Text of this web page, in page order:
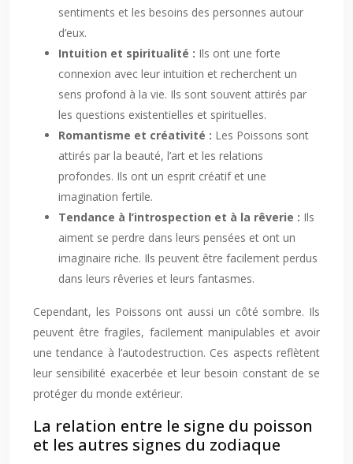
sentiments et les besoins des personnes autour
d’eux.
Intuition et spiritualité : Ils ont une forte
connexion avec leur intuition et recherchent un
sens profond à la vie. Ils sont souvent attirés par
les questions existentielles et spirituelles.
Romantisme et créativité : Les Poissons sont
attirés par la beauté, l’art et les relations
profondes. Ils ont un esprit créatif et une
imagination fertile.
Tendance à l’introspection et à la rêverie : Ils
aiment se perdre dans leurs pensées et ont un
imaginaire riche. Ils peuvent être facilement perdus
dans leurs rêveries et leurs fantasmes.
Cependant, les Poissons ont aussi un côté sombre. Ils
peuvent être fragiles, facilement manipulables et avoir
une tendance à l’autodestruction. Ces aspects reflètent
leur sensibilité exacerbée et leur besoin constant de se
protéger du monde extérieur.
La relation entre le signe du poisson
et les autres signes du zodiaque